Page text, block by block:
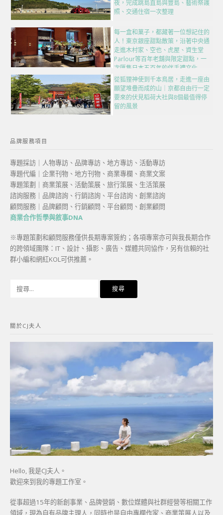
夜，完成跳島直島與豐島、藝術祭護
照、交通住宿一次整理
每一盒和菓子，都藏著一位想記住的
人！東京銀座甜點散策，沿著中央通
走進木村家、空也、虎屋、資生堂
Parlour等百年老舖與限定甜點，一
次匯集日本五百年的伴手禮文化
從狐狸神使到千本鳥居，走進一座由
願望堆疊而成的山｜京都自由行一定
要來的伏見稻荷大社與8個最值得停
留的風景
品牌服務項目
專題採訪｜人物專訪、品牌專訪、地方專訪、活動專訪
專題代編｜企業刊物、地方刊物、商業專欄、商業文案
專題策劃｜商業策展、活動策展、旅行策展、生活策展
諮詢服務｜品牌諮詢、行銷諮詢、平台諮詢、創業諮詢
顧問服務｜品牌顧問、行銷顧問、平台顧問、創業顧問
商業合作哲學與敘事DNA
※專題策劃和顧問服務僅供長期專案簽約；各項專案亦可與我長期合作
的跨領域團隊：IT、設計、攝影、廣告、媒體共同協作，另有信賴的社
群小編和網紅KOL可供推薦。
字:
關於CJ夫人
Hello, 我是CJ夫人。
歡迎來到我的專題工作室。
從事超過15年的新創事業、品牌營銷、數位媒體與社群經營等相關工作
領域，現為自有品牌主理人，同時也是自由專欄作家、商業策展人以及